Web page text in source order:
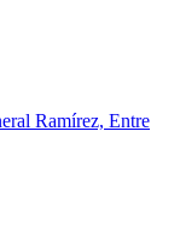
Ramírez, Entre